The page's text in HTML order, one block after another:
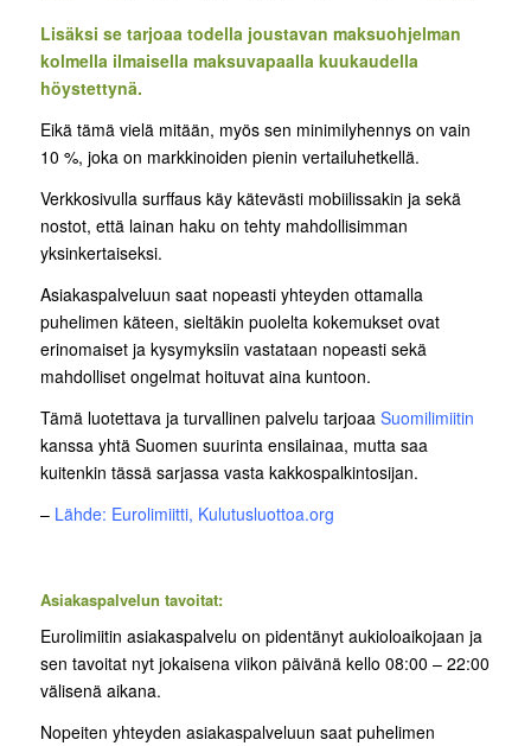
Lisäksi se tarjoaa todella joustavan maksuohjelman
kolmella ilmaisella maksuvapaalla kuukaudella
höystettynä.
Eikä tämä vielä mitään, myös sen minimilyhennys on vain
10 %, joka on markkinoiden pienin vertailuhetkellä.
Verkkosivulla surffaus käy kätevästi mobiilissakin ja sekä
nostot, että lainan haku on tehty mahdollisimman
yksinkertaiseksi.
Asiakaspalveluun saat nopeasti yhteyden ottamalla
puhelimen käteen, sieltäkin puolelta kokemukset ovat
erinomaiset ja kysymyksiin vastataan nopeasti sekä
mahdolliset ongelmat hoituvat aina kuntoon.
Tämä luotettava ja turvallinen palvelu tarjoaa Suomilimiitin
kanssa yhtä Suomen suurinta ensilainaa, mutta saa
kuitenkin tässä sarjassa vasta kakkospalkintosijan.
– Lähde: Eurolimiitti, Kulutusluottoa.org
Asiakaspalvelun tavoitat:
Eurolimiitin asiakaspalvelu on pidentänyt aukioloaikojaan ja
sen tavoitat nyt jokaisena viikon päivänä kello 08:00 – 22:00
välisenä aikana.
Nopeiten yhteyden asiakaspalveluun saat puhelimen